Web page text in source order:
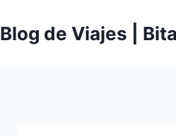
Blog de Viajes |